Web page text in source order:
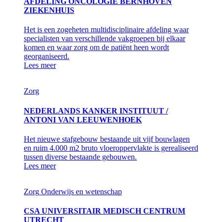
ZIEKENHUIS
Het is een zogeheten multidisciplinaire afdeling waar
specialisten van verschillende vakgroepen bij elkaar
komen en waar zorg om de patiënt heen wordt
georganiseerd.
Lees meer
Zorg
NEDERLANDS KANKER INSTITUUT /
ANTONI VAN LEEUWENHOEK
Het nieuwe stafgebouw bestaande uit vijf bouwlagen
en ruim 4.000 m2 bruto vloeroppervlakte is gerealiseerd
tussen diverse bestaande gebouwen.
Lees meer
Zorg Onderwijs en wetenschap
CSA UNIVERSITAIR MEDISCH CENTRUM
UTRECHT